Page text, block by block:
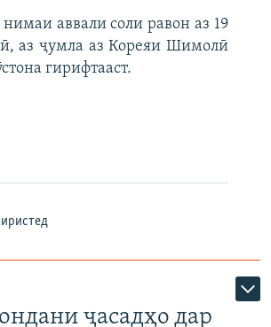
аввали соли равон аз 19
аз ҷумла аз Кореяи Шимолӣ
гирифтааст.
ҷасадҳо дар